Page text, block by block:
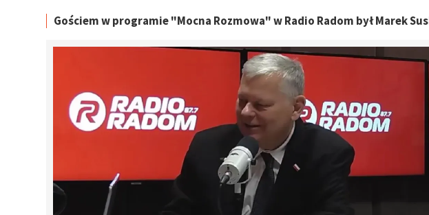
Gościem w programie "Mocna Rozmowa" w Radio Radom był Marek